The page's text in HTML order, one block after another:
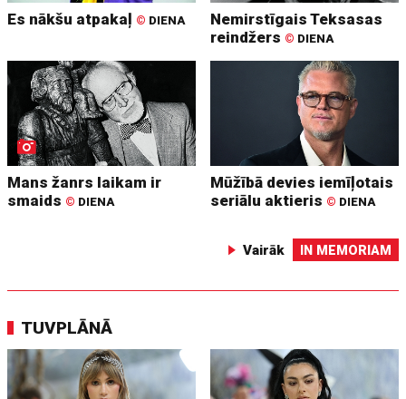
Es nākšu atpakaļ © DIENA
Nemirstīgais Teksasas
reindžers © DIENA
Mans žanrs laikam ir
smaids © DIENA
Mūžībā devies iemīļotais
seriālu aktieris © DIENA
Vairāk IN MEMORIAM
TUVPLĀNĀ